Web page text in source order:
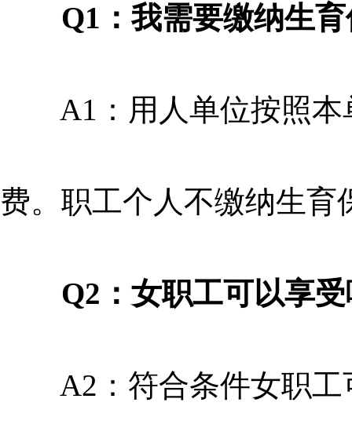
Q1：我需要缴纳生育
A1：用人单位按照本
费。职工个人不缴纳生育
Q2：女职工可以享受
A2：符合条件女职工